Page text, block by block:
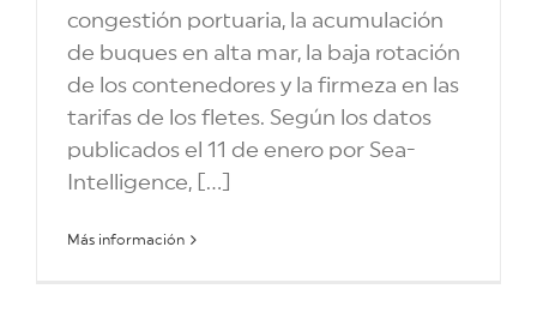
congestión portuaria, la acumulación
de buques en alta mar, la baja rotación
de los contenedores y la firmeza en las
tarifas de los fletes. Según los datos
publicados el 11 de enero por Sea-
Intelligence, [...]
Más información